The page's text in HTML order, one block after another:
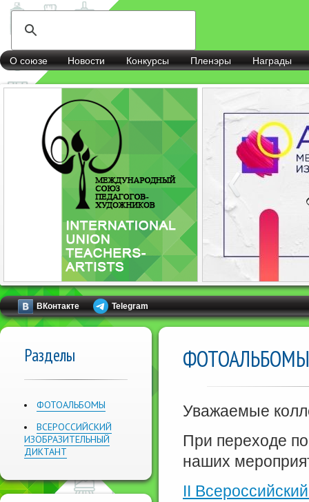
О союзе Новости Конкурсы Пленэры Награды
ВКонтакте Telegram
Разделы
ФОТОАЛЬБОМЫ
ВСЕРОССИЙСКИЙ
ИЗОБРАЗИТЕЛЬНЫЙ
ДИКТАНТ
ФОТОАЛЬБОМЫ
Уважаемые
При переходе
наших
II